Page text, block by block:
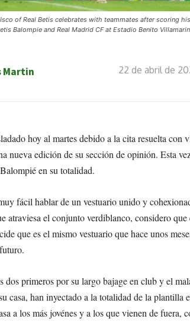
Isco of Real Betis celebrates with teammates after scoring
Balompie and Real Madrid CF at Estadio Benito
Martin
22 de abril de
hoy al martes debido a la cita resuelta con
nueva edición de su sección de opinión. Esta
en su totalidad.
fácil hablar de un vestuario unido y
atraviesa el conjunto verdiblanco, considero
que es el mismo vestuario que hace unos
primeros por su largo bajage en club y el
casa, han inyectado a la totalidad de la plantilla
a los más jovénes y a los que vienen de